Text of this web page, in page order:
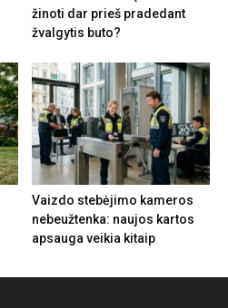
žinoti dar prieš pradedant
žvalgytis buto?
Vaizdo stebėjimo kameros
nebeužtenka: naujos kartos
apsauga veikia kitaip